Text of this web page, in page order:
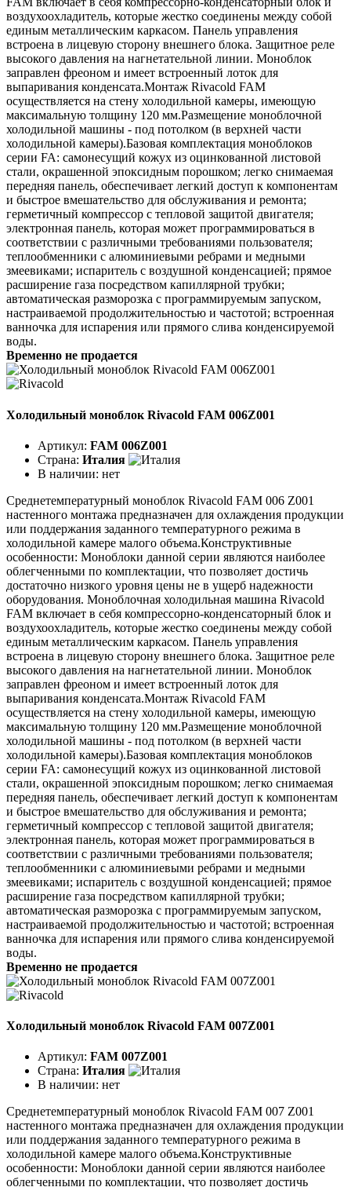
воздухоохладитель, которые жестко соединены между собой
единым металлическим каркасом. Панель управления
встроена в лицевую сторону внешнего блока. Защитное реле
высокого давления на нагнетательной линии. Моноблок
заправлен фреоном и имеет встроенный лоток для
выпаривания конденсата.Монтаж Rivacold FAM
осуществляется на стену холодильной камеры, имеющую
максимальную толщину 120 мм.Размещение моноблочной
холодильной машины - под потолком (в верхней части
холодильной камеры).Базовая комплектация моноблоков
серии FA: самонесущий кожух из оцинкованной листовой
стали, окрашенной эпоксидным порошком; легко снимаемая
передняя панель, обеспечивает легкий доступ к компонентам
и быстрое вмешательство для обслуживания и ремонта;
герметичный компрессор с тепловой защитой двигателя;
электронная панель, которая может программироваться в
соответствии с различными требованиями пользователя;
теплообменники с алюминиевыми ребрами и медными
змеевиками; испаритель с воздушной конденсацией; прямое
расширение газа посредством капиллярной трубки;
автоматическая разморозка с программируемым запуском,
настраиваемой продолжительностью и частотой; встроенная
ванночка для испарения или прямого слива конденсируемой
воды.
Временно не продается
Холодильный моноблок Rivacold FAM 006Z001
Артикул: FAM 006Z001
Страна: Италия
В наличии: нет
Среднетемпературный моноблок Rivacold FAM 006 Z001
настенного монтажа предназначен для охлаждения продукции
или поддержания заданного температурного режима в
холодильной камере малого объема.Конструктивные
особенности: Моноблоки данной серии являются наиболее
облегченными по комплектации, что позволяет достичь
достаточно низкого уровня цены не в ущерб надежности
оборудования. Моноблочная холодильная машина Rivacold
FAM включает в себя компрессорно-конденсаторный блок и
воздухоохладитель, которые жестко соединены между собой
единым металлическим каркасом. Панель управления
встроена в лицевую сторону внешнего блока. Защитное реле
высокого давления на нагнетательной линии. Моноблок
заправлен фреоном и имеет встроенный лоток для
выпаривания конденсата.Монтаж Rivacold FAM
осуществляется на стену холодильной камеры, имеющую
максимальную толщину 120 мм.Размещение моноблочной
холодильной машины - под потолком (в верхней части
холодильной камеры).Базовая комплектация моноблоков
серии FA: самонесущий кожух из оцинкованной листовой
стали, окрашенной эпоксидным порошком; легко снимаемая
передняя панель, обеспечивает легкий доступ к компонентам
и быстрое вмешательство для обслуживания и ремонта;
герметичный компрессор с тепловой защитой двигателя;
электронная панель, которая может программироваться в
соответствии с различными требованиями пользователя;
теплообменники с алюминиевыми ребрами и медными
змеевиками; испаритель с воздушной конденсацией; прямое
расширение газа посредством капиллярной трубки;
автоматическая разморозка с программируемым запуском,
настраиваемой продолжительностью и частотой; встроенная
ванночка для испарения или прямого слива конденсируемой
воды.
Временно не продается
Холодильный моноблок Rivacold FAM 007Z001
Артикул: FAM 007Z001
Страна: Италия
В наличии: нет
Среднетемпературный моноблок Rivacold FAM 007 Z001
настенного монтажа предназначен для охлаждения продукции
или поддержания заданного температурного режима в
холодильной камере малого объема.Конструктивные
особенности: Моноблоки данной серии являются наиболее
облегченными по комплектации, что позволяет достичь